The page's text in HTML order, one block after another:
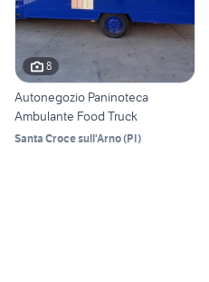
8
Autonegozio Paninoteca
Ambulante Food Truck
Santa Croce sull'Arno(PI)